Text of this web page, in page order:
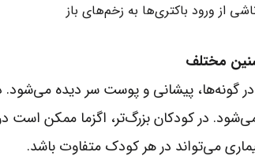
از ورود باکتری‌ها به زخم‌های باز
مختلف
در گونه‌ها، پیشانی و پوست سر دیده می‌شود.
در کودکان بزرگ‌تر، اگزما ممکن
می‌تواند در هر کودک متفاوت باشد.